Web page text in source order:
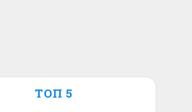
ТОП 5